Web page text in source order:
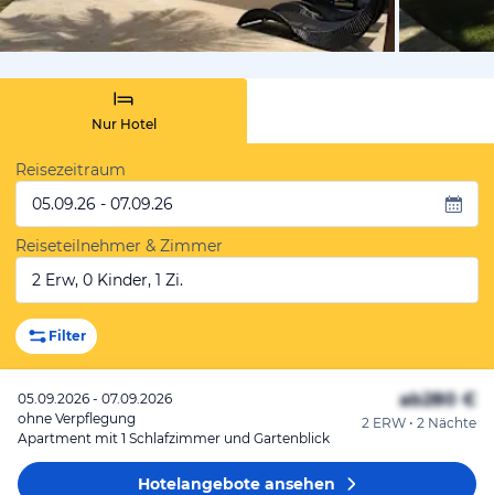
von
Nur Hotel
Reisezeitraum
05.09.26 - 07.09.26
Reiseteilnehmer & Zimmer
2 Erw, 0 Kinder, 1 Zi.
Filter
05.09.2026 - 07.09.2026
ohne Verpflegung
Apartment mit 1 Schlafzimmer und Gartenblick
ab280 €
2 ERW • 2 Nächte
Hotelangeboteansehen